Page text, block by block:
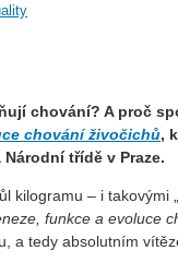
chování? A proč
chování živočichů,
třídě v Praze.
kilogramu – i
funkce a evoluce
a tedy absolutním